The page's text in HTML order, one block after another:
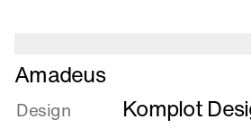
Læs
mere
om
Amadeus
Design Komplot